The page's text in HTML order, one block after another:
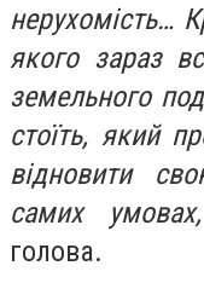
нерухомість…
якого зараз
земельного
стоїть, який
відновити
самих умовах,
голова.